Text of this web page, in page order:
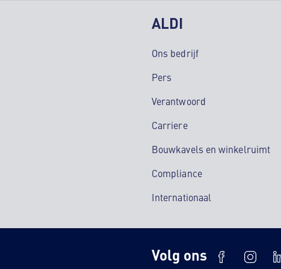
ALDI
Ons bedrijf
Pers
Verantwoord
Carriere
Bouwkavels en winkelruimt
Compliance
Internationaal
Volg ons